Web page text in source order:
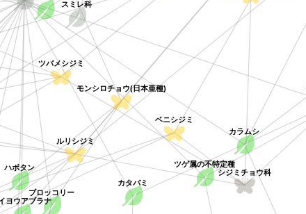
シジミチョウ科
ツバメシジミ
ベニシジミ
ヨウアブラナ
モンシロチョウ(日本亜種)
ハボタン
ブロッコリー
カタバミ
カラムシ
スミレ科
ルリシジミ
ツゲ属の不特定種